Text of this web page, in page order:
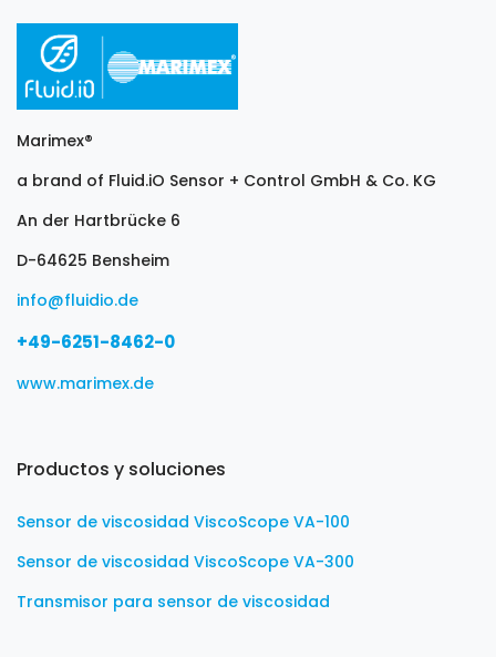
Marimex®
a brand of Fluid.iO Sensor + Control GmbH & Co. KG
An der Hartbrücke 6
D-64625 Bensheim
info@fluidio.de
+49-6251-8462-0
www.marimex.de
Productos y soluciones
Sensor de viscosidad ViscoScope VA-100
Sensor de viscosidad ViscoScope VA-300
Transmisor para sensor de viscosidad